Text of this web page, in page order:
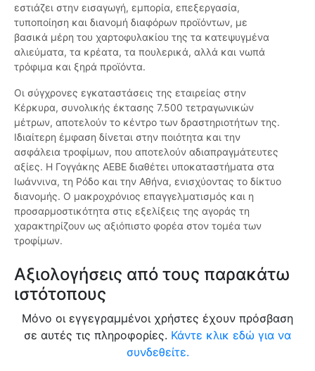
εστιάζει στην εισαγωγή, εμπορία, επεξεργασία,
τυποποίηση και διανομή διαφόρων προϊόντων, με
βασικά μέρη του χαρτοφυλακίου της τα κατεψυγμένα
αλιεύματα, τα κρέατα, τα πουλερικά, αλλά και νωπά
τρόφιμα και ξηρά προϊόντα.
Οι σύγχρονες εγκαταστάσεις της εταιρείας στην
Κέρκυρα, συνολικής έκτασης 7.500 τετραγωνικών
μέτρων, αποτελούν το κέντρο των δραστηριοτήτων της.
Ιδιαίτερη έμφαση δίνεται στην ποιότητα και την
ασφάλεια τροφίμων, που αποτελούν αδιαπραγμάτευτες
αξίες. Η Γογγάκης ΑΕΒΕ διαθέτει υποκαταστήματα στα
Ιωάννινα, τη Ρόδο και την Αθήνα, ενισχύοντας το δίκτυο
διανομής. Ο μακροχρόνιος επαγγελματισμός και η
προσαρμοστικότητα στις εξελίξεις της αγοράς τη
χαρακτηρίζουν ως αξιόπιστο φορέα στον τομέα των
τροφίμων.
Αξιολογήσεις από τους παρακάτω
ιστότοπους
Μόνο οι εγγεγραμμένοι χρήστες έχουν πρόσβαση
σε αυτές τις πληροφορίες. Κάντε κλικ εδώ για να
συνδεθείτε.